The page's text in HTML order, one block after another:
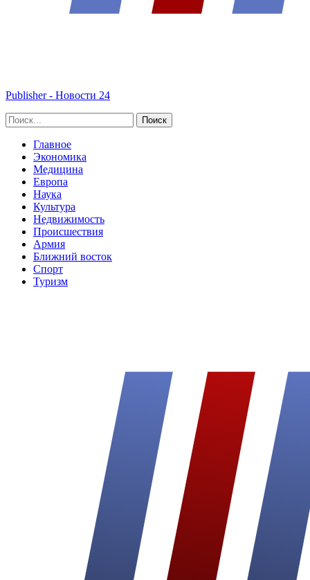
Publisher - Новости 24
Главное
Экономика
Медицина
Европа
Наука
Культура
Недвижимость
Происшествия
Армия
Ближний восток
Спорт
Туризм